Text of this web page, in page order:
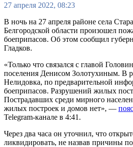
27 апреля 2022, 08:23
В ночь на 27 апреля районе села
Белгородской области произошел
боеприпасов. Об этом сообщил
Гладков.
«Только что связался с главой
поселения Денисом Золотухиным. В
Нелидовка, по предварительной
боеприпасов. Разрушений жилых
Пострадавших среди мирного
жилых построек и домов нет», —
Telegram-канале в 4:41.
Через два часа он уточнил, что
ликвидировать, не назвав причины